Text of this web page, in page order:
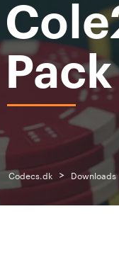
Codecs.dk > Downloads